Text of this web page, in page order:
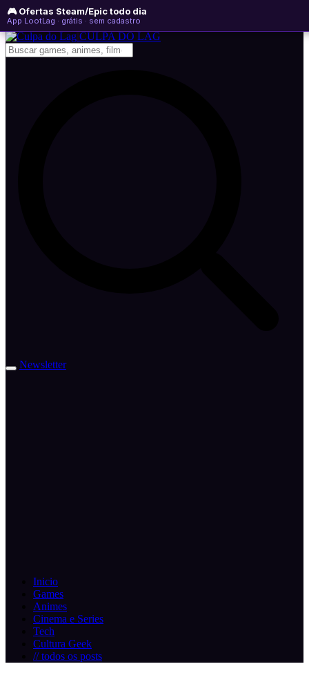
🎮 Ofertas Steam/Epic todo dia
App LootLag · grátis · sem cadastro
domingo, 09 de agosto de 2026 WhatsApp
Newsletter
CULPA DO LAG
Newsletter
Inicio
Games
Animes
Cinema e Series
Tech
Cultura Geek
// todos os posts